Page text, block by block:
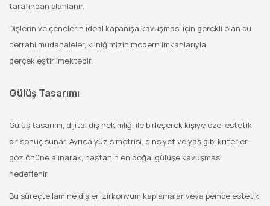
tarafından planlanır.
Dişlerin ve çenelerin ideal kapanışa kavuşması için gerekli olan bu
cerrahi müdahaleler, kliniğimizin modern imkanlarıyla
gerçekleştirilmektedir.
Gülüş Tasarımı
Gülüş tasarımı, dijital diş hekimliği ile birleşerek kişiye özel estetik
bir sonuç sunar. Ayrıca yüz simetrisi, cinsiyet ve yaş gibi kriterler
göz önüne alınarak, hastanın en doğal gülüşe kavuşması
hedeflenir.
Bu süreçte lamine dişler, zirkonyum kaplamalar veya pembe estetik